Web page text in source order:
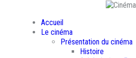
Accueil
Le cinéma
Présentation du cinéma
Histoire